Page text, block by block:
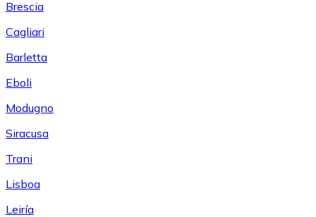
Brescia
Cagliari
Barletta
Eboli
Modugno
Siracusa
Trani
Lisboa
Leiría